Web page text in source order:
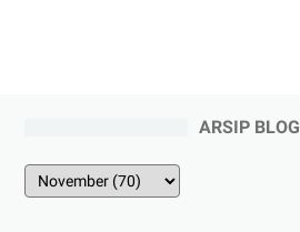
ARSIP BLOG